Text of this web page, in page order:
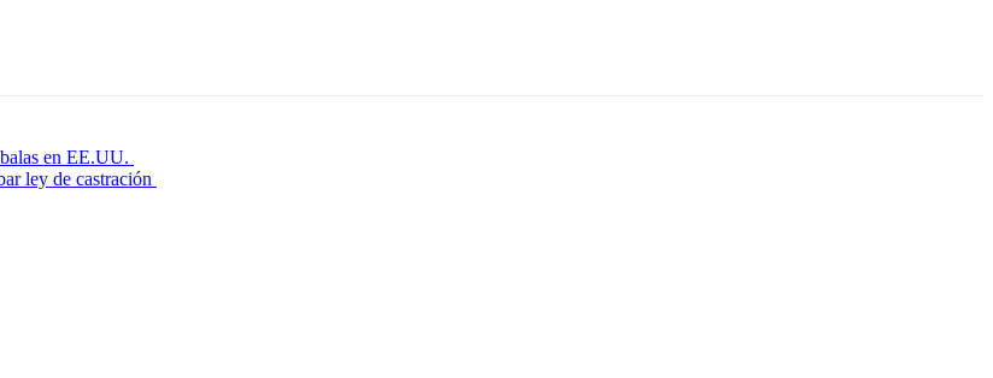
en EE.UU.
ley de castración